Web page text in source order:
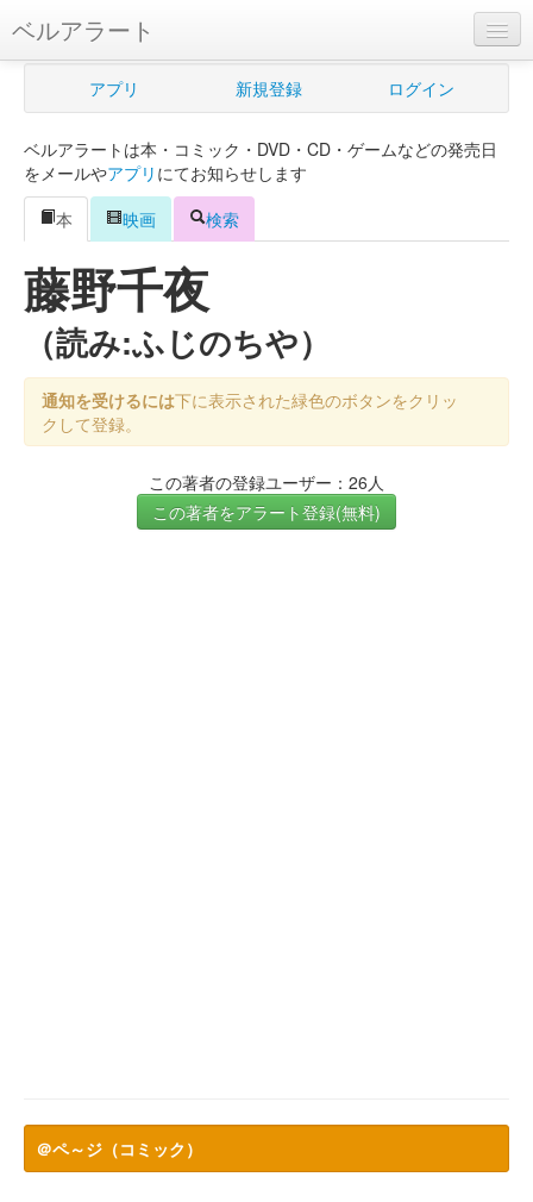
ベルアラート
ベルアラートとは
新規登録
ログイン
Myカレンダー
購入管理
Myシェルフ
プレミアム
アプリ 新規登録 ログイン
ベルアラートは本・コミック・DVD・CD・ゲームなどの発売日
をメールやアプリ にてお知らせします
本
映画 検索
藤野千夜
（読み:ふじのちや）
通知を受けるには下に表示された緑色のボタンをクリッ
クして登録。
この著者の登録ユーザー：26人
この著者をアラート登録(無料)
＠ペ～ジ（コミック）